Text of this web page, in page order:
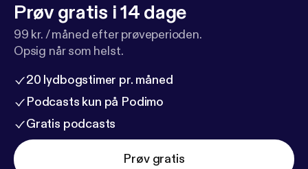
Prøv gratis i 14 dage
99 kr. / måned efter prøveperioden.
Opsig når som helst.
20 lydbogstimer pr. måned
Podcasts kun på Podimo
Gratis podcasts
Prøv gratis